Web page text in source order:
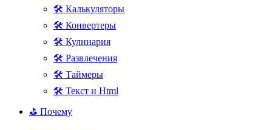
🛠 Калькуляторы
🛠 Конвертеры
🛠 Кулинария
🛠 Развлечения
🛠 Таймеры
🛠 Текст и Html
⛳ Почему